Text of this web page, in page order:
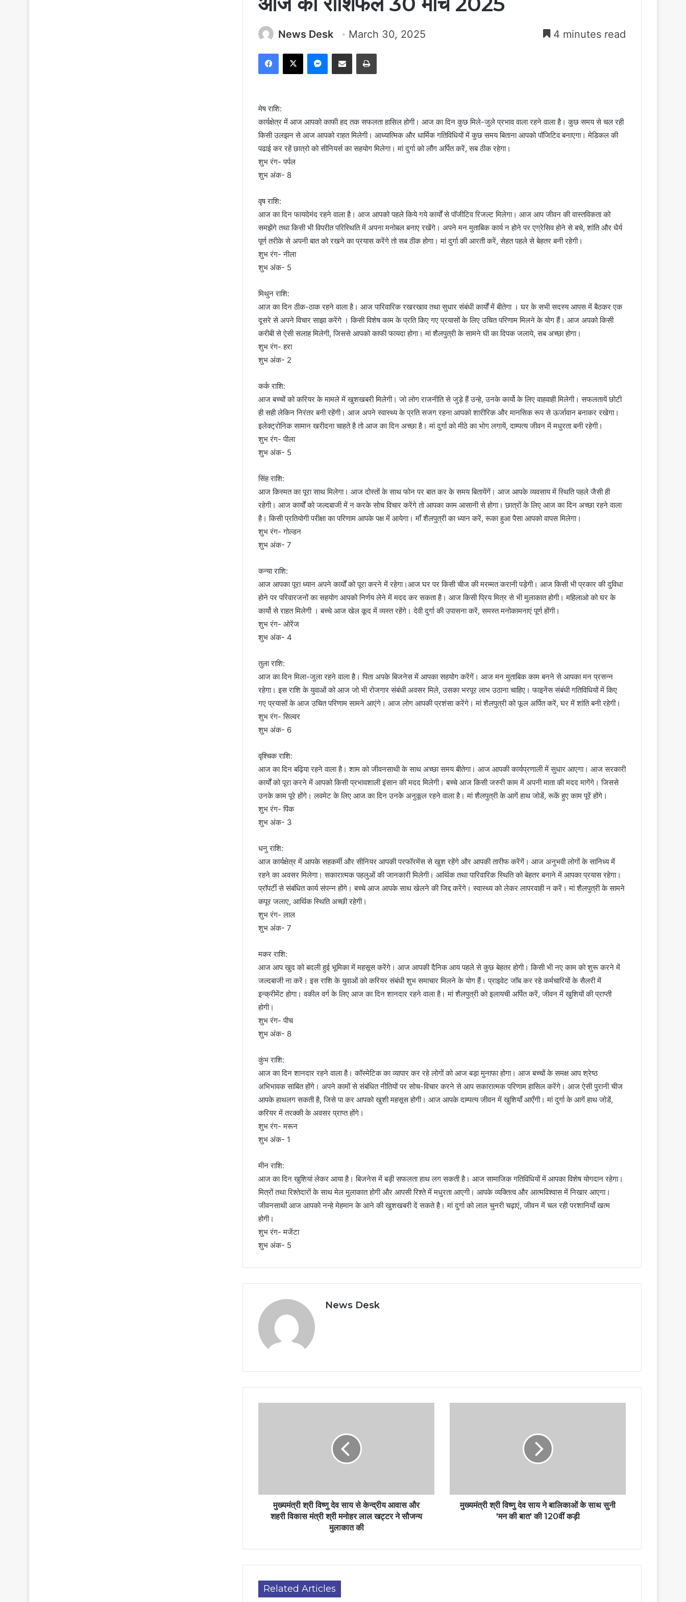
News Desk March 30, 2025 4 minutes read
Facebook
X Messenger
Share via Email Print
मेष राशि:
कार्यक्षेत्र में आज आपको काफी हद तक सफलता हासिल होगी। आज का दिन कुछ मिले-जुले प्रभाव वाला रहने वाला है। कुछ समय से चल रही
किसी उलझन से आज आपको राहत मिलेगी। आध्यात्मिक और धार्मिक गतिविधियों में कुछ समय बिताना आपको पॉजिटिव बनाएगा। मेडिकल की
पढाई कर रहें छात्रो को सीनियर्स का सहयोग मिलेगा। मां दुर्गा को लौंग अर्पित करें, सब ठीक रहेगा।
शुभ रंग- पर्पल
शुभ अंक- 8
वृष राशि:
आज का दिन फायदेमंद रहने वाला है। आज आपको पहले किये गये कार्यों से पॉजीटिव रिजल्ट मिलेगा। आज आप जीवन की वास्तविकता को
समझेंगे तथा किसी भी विपरीत परिस्थिति में अपना मनोबल बनाए रखेंगे। अपने मन मुताबिक कार्य न होने पर एग्रेसिव होने से बचे, शांति और धैर्य
पूर्ण तरीके से अपनी बात को रखने का प्रयास करेंगे तो सब ठीक होगा। मां दुर्गा की आरती करें, सेहत पहले से बेहतर बनी रहेगी।
शुभ रंग- नीला
शुभ अंक- 5
मिथुन राशि:
आज का दिन ठीक-ठाक रहने वाला है। आज पारिवारिक रखरखाव तथा सुधार संबंधी कार्यों में बीतेगा । घर के सभी सदस्य आपस में बैठकर एक
दूसरे से अपने विचार साझा करेंगे । किसी विशेष काम के प्रति किए गए प्रयासों के लिए उचित परिणाम मिलने के योग हैं। आज अपको किसी
करीबी से ऐसी सलाह मिलेगी, जिससे आपको काफी फायदा होगा। मां शैलपुत्री के सामने घी का दिपक जलाये, सब अच्छा होगा।
शुभ रंग- हरा
शुभ अंक- 2
कर्क राशि:
आज बच्चों को करियर के मामले में खुशखबरी मिलेगी। जो लोग राजनीति से जुड़े हैं उन्हे, उनके कार्यो के लिए वाहवाही मिलेगी। सफलतायें छोटी
ही सही लेकिन निरंतर बनी रहेंगी। आज अपने स्वास्थ्य के प्रति सजग रहना आपको शारीरिक और मानसिक रूप से ऊर्जावान बनाकर रखेगा।
इलेक्ट्रोनिक सामान खरीदना चाहते है तो आज का दिन अच्छा है। मां दुर्गा को मीठे का भोग लगायें, दाम्पत्य जीवन में मधुरता बनी रहेगी।
शुभ रंग- पीला
शुभ अंक- 5
सिंह राशि:
आज किस्मत का पूरा साथ मिलेगा। आज दोस्तों के साथ फोन पर बात कर के समय बितायेंगें। आज आपके व्यवसाय में स्थिति पहले जैसी ही
रहेगी। आज कार्यों को जल्दबाजी में न करके सोच विचार करेंगे तो आपका काम आसानी से होगा। छात्रों के लिए आज का दिन अच्छा रहने वाला
है। किसी प्रतियोगी परीक्षा का परिणाम आपके पक्ष में आयेगा। माँ शैलपुत्री का ध्यान करें, रूका हुआ पैसा आपको वापस मिलेगा।
शुभ रंग- गोल्डन
शुभ अंक- 7
कन्या राशि:
आज आपका पूरा ध्यान अपने कार्यों को पूरा करने में रहेगा।आज घर पर किसी चीज की मरम्मत करानी पड़ेगी। आज किसी भी प्रकार की दुविधा
होने पर परिवारजनों का सहयोग आपको निर्णय लेने में मदद कर सकता है। आज किसी प्रिय मित्र से भी मुलाकात होगी। महिलाओ को घर के
कार्यो से राहत मिलेगी । बच्चे आज खेल कूद में व्यस्त रहेंगे। देवी दुर्गा की उपासना करें, समस्त मनोकामनाएं पूर्ण होंगी।
शुभ रंग- ओरेंज
शुभ अंक- 4
तुला राशि:
आज का दिन मिला-जुला रहने वाला है। पिता अपके बिजनेस में आपका सहयोग करेंगें। आज मन मुताबिक काम बनने से आपका मन प्रसन्न
रहेगा। इस राशि के युवाओं को आज जो भी रोजगार संबंधी अवसर मिले, उसका भरपूर लाभ उठाना चाहिए। फाइनेंस संबंधी गतिविधियों में किए
गए प्रयासों के आज उचित परिणाम सामने आएंगे। आज लोग आपकी प्रशंसा करेंगे। मां शैलपुत्री को फूल अर्पित करें, घर में शांति बनी रहेगी।
शुभ रंग- सिल्वर
शुभ अंक- 6
वृश्चिक राशि:
आज का दिन बढ़िया रहने वाला है। शाम को जीवनसाथी के साथ अच्छा समय बीतेगा। आज आपकी कार्यप्रणाली में सुधार आएगा। आज सरकारी
कार्यों को पूरा करने में आपको किसी प्रभावशाली इंसान की मदद मिलेगी। बच्चे आज किसी जरुरी काम में अपनी माता की मदद मागेंगे। जिससे
उनके काम पूरे होंगे। लवमेट के लिए आज का दिन उनके अनुकूल रहने वाला है। मां शैलपुत्री के आगें हाथ जोडें, रूकें हुए काम पूरें होंगे।
शुभ रंग- पिंक
शुभ अंक- 3
धनु राशि:
आज कार्यक्षेत्र में आपके सहकर्मी और सीनियर आपकी परफॉरमेंस से खुश रहेंगे और आपकी तारीफ करेंगें। आज अनुभवी लोगों के सानिध्य में
रहने का अवसर मिलेगा। सकारात्मक पहलुओं की जानकारी मिलेगी। आर्थिक तथा पारिवारिक स्थिति को बेहतर बनाने में आपका प्रयास रहेगा।
प्रॉपर्टी से संबंधित कार्य संपन्न होंगे। बच्चे आज आपके साथ खेलने की जिद्द करेंगे। स्वास्थ्य को लेकर लापरवाही न करें। मां शैलपुत्री के सामने
कपूर जलाए, आर्थिक स्थिति अच्छी रहेगी।
शुभ रंग- लाल
शुभ अंक- 7
मकर राशि:
आज आप खुद को बदली हुई भूमिका में महसूस करेंगे। आज आपकी दैनिक आय पहले से कुछ बेहतर होगी। किसी भी नए काम को शुरू करने में
जल्दबाजी ना करें। इस राशि के युवाओं को करियर संबंधी शुभ समाचार मिलने के योग हैं। प्राइवेट जॉब कर रहे कर्मचारियों के सैलरी में
इन्क्रीमेंट होगा। वकील वर्ग के लिए आज का दिन शानदार रहने वाला है। मां शैलपुत्री को इलायची अर्पित करें, जीवन में खुशियों की प्राप्ती
होगी।
शुभ रंग- पीच
शुभ अंक- 8
कुंभ राशि:
आज का दिन शानदार रहने वाला है। कॉस्मेटिक का व्यापार कर रहे लोगों को आज बड़ा मुनाफा होगा। आज बच्चों के समक्ष आप श्रेष्ठ
अभिभावक साबित होंगे। अपने कामों से संबंधित नीतियों पर सोच-विचार करने से आप सकारात्मक परिणाम हासिल करेंगे। आज ऐसी पुरानी चीज
आपके हाथलग सकती है, जिसे पा कर आपको खुशी महसूस होगी। आज आपके दाम्पत्य जीवन में खुशियाँ आएँगी। मां दुर्गा के आगें हाथ जोडें,
करियर में तरक्की के अवसर प्राप्त होंगे।
शुभ रंग- मरून
शुभ अंक- 1
मीन राशि:
आज का दिन खुशियां लेकर आया है। बिजनेस में बड़ी सफलता हाथ लग सकती है। आज सामाजिक गतिविधियों में आपका विशेष योगदान रहेगा।
मित्रों तथा रिश्तेदारों के साथ मेल मुलाकात होगी और आपसी रिश्ते में मधुरता आएगी। आपके व्यक्तित्व और आत्मविश्वास में निखार आएगा।
जीवनसाथी आज आपको नन्हे मेहमान के आने की खुशखबरी दें सकते है। मां दुर्गा को लाल चुनरी चढ़ाएं, जीवन में चल रही परशानियाँ खत्म
होगी।
शुभ रंग- मजेंटा
शुभ अंक- 5
News Desk
मुख्यमंत्री श्री विष्णु देव साय से केन्द्रीय आवास और
शहरी विकास मंत्री श्री मनोहर लाल खट्टर ने सौजन्य
मुलाकात की
मुख्यमंत्री श्री विष्णु देव साय ने बालिकाओं के साथ सुनी
'मन की बात' की 120वीं कड़ी
Related Articles